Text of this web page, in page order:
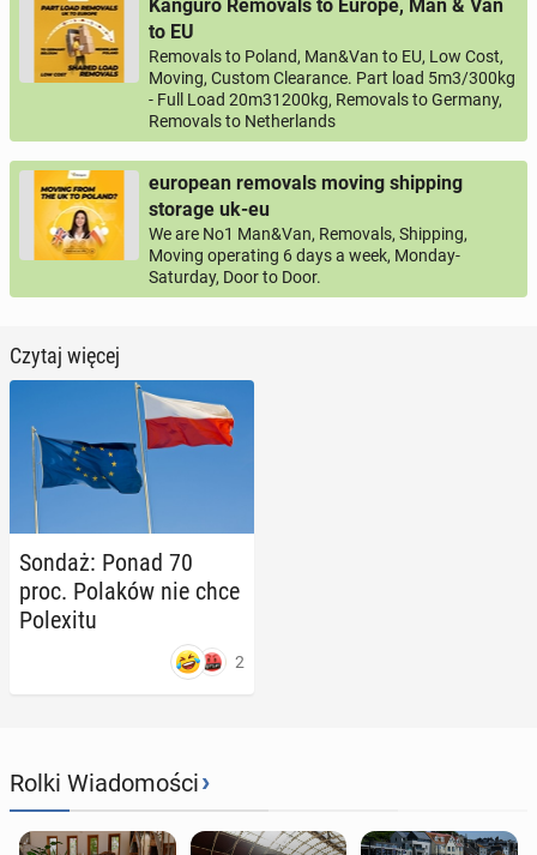
Kanguro Removals to Europe, Man & Van
to EU
Removals to Poland, Man&Van to EU, Low Cost,
Moving, Custom Clearance. Part load 5m3/300kg
- Full Load 20m31200kg, Removals to Germany,
Removals to Netherlands
european removals moving shipping
storage uk-eu
We are No1 Man&Van, Removals, Shipping,
Moving operating 6 days a week, Monday-
Saturday, Door to Door.
Czytaj więcej
Sondaż: Ponad 70
proc. Polaków nie chce
Po­le­xi­tu
2
Rolki Wiadomości›